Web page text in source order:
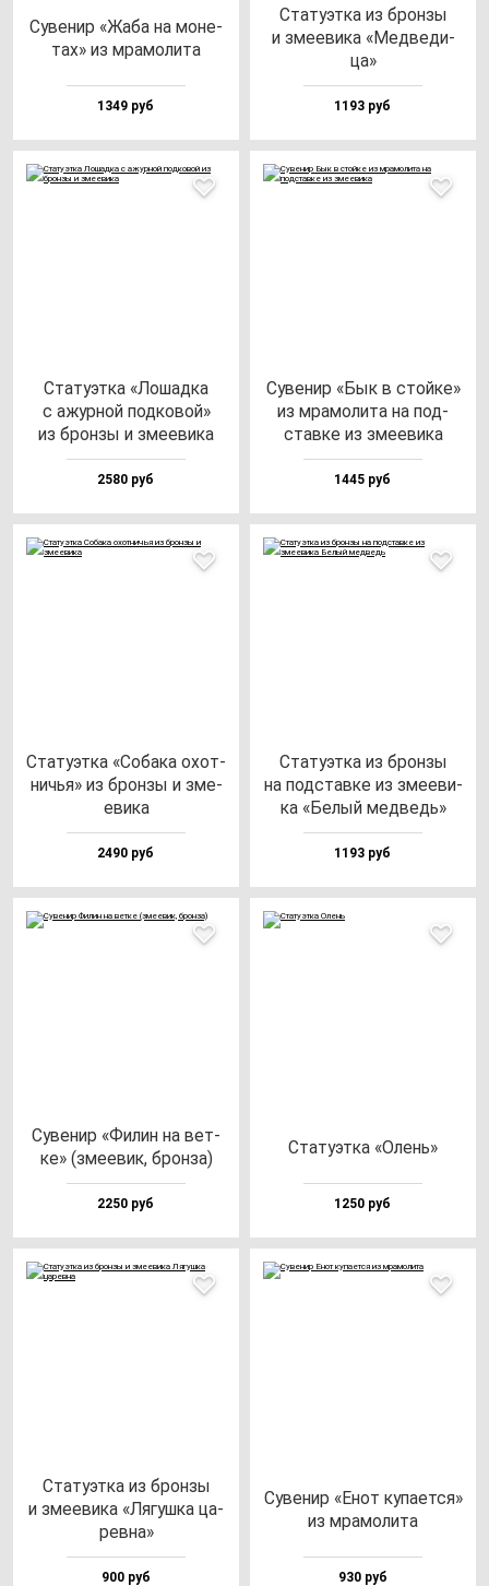
Суве­нир «Жаба на мо­не­
тах» из мра­мо­ли­та
1349 руб
Ста­ту­эт­ка из брон­зы
и зме­еви­ка «Мед­ве­ди­
ца»
1193 руб
Ста­ту­эт­ка «Лошад­ка
с ажур­ной под­ко­вой»
из брон­зы и зме­еви­ка
2580 руб
Суве­нир «Бык в стой­ке»
из мра­мо­ли­та на под­
став­ке из зме­еви­ка
1445 руб
Ста­ту­эт­ка «Соба­ка охот­
ничья» из брон­зы и зме­
еви­ка
2490 руб
Ста­ту­эт­ка из брон­зы
на под­став­ке из зме­еви­
ка «Белый мед­ведь»
1193 руб
Суве­нир «Филин на вет­
ке» (зме­евик, брон­за)
2250 руб
Ста­ту­эт­ка «Олень»
1250 руб
Ста­ту­эт­ка из брон­зы
и зме­еви­ка «Лягуш­ка ца­
рев­на»
900 руб
Суве­нир «Енот ку­па­ет­ся»
из мра­мо­ли­та
930 руб